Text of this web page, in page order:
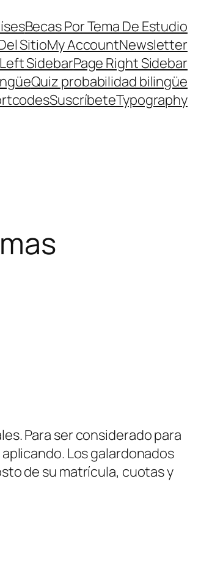
Becas Por Tema De Estudio
SitioMy AccountNewsletter
SidebarPage Right Sidebar
Quiz probabilidad bilingüe
SuscríbeteTypography
Para ser considerado para
Los galardonados
de su matrícula, cuotas y